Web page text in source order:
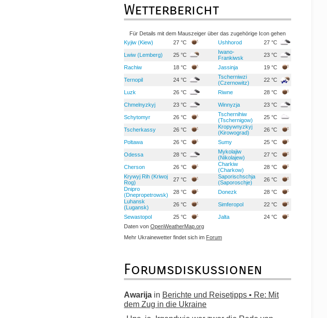
Wetterbericht
Für Details mit dem Mauszeiger über das zugehörige Icon gehen
Kyjiw (Kiew)
27 °C Ushhorod 27 °C
Lwiw (Lemberg) 25 °C
Iwano-
Frankiwsk
23 °C
Rachiw 18 °C Jassinja 19 °C
Ternopil 24 °C
Tscherniwzi
(Czernowitz)
22 °C
Luzk 26 °C Riwne 28 °C
Chmelnyzkyj 23 °C Winnyzja 23 °C
Schytomyr 26 °C
Tschernihiw
(Tschernigow)
25 °C
Tscherkassy 26 °C
Kropywnyzkyj
(Kirowograd)
26 °C
Poltawa 26 °C Sumy 25 °C
Odessa 28 °C
Mykolajiw
(Nikolajew)
27 °C
Cherson 26 °C
Charkiw
(Charkow)
28 °C
Krywyj Rih (Kriwoj
Rog)
27 °C
Saporischschja
(Saporoschje)
26 °C
Dnipro
(Dnepropetrowsk)
28 °C Donezk
28 °C
Luhansk
(Lugansk)
26 °C Simferopol 22 °C
Sewastopol 25 °C Jalta
24 °C
Daten von OpenWeatherMap.org
Mehr Ukrainewetter findet sich im Forum
Forumsdiskussionen
Awarija in Berichte und Reisetipps • Re: Mit
dem Zug in die Ukraine